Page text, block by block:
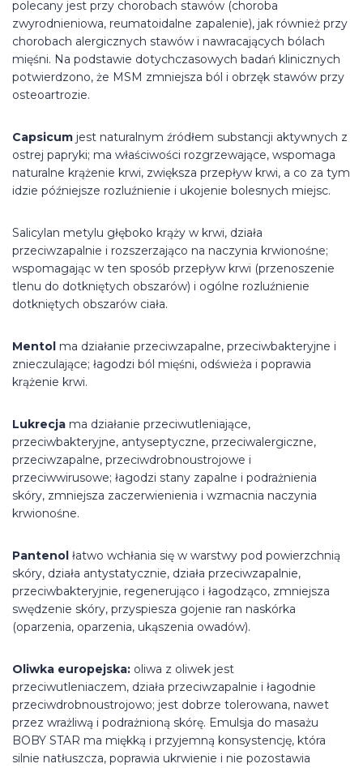
polecany jest przy chorobach stawów (choroba
zwyrodnieniowa, reumatoidalne zapalenie), jak również przy
chorobach alergicznych stawów i nawracających bólach
mięśni. Na podstawie dotychczasowych badań klinicznych
potwierdzono, że MSM zmniejsza ból i obrzęk stawów przy
osteoartrozie.
Capsicum jest naturalnym źródłem substancji aktywnych z
ostrej papryki; ma właściwości rozgrzewające, wspomaga
naturalne krążenie krwi, zwiększa przepływ krwi, a co za tym
idzie późniejsze rozluźnienie i ukojenie bolesnych miejsc.
Salicylan metylu głęboko krąży w krwi, działa
przeciwzapalnie i rozszerzająco na naczynia krwionośne;
wspomagając w ten sposób przepływ krwi (przenoszenie
tlenu do dotkniętych obszarów) i ogólne rozluźnienie
dotkniętych obszarów ciała.
Mentol ma działanie przeciwzapalne, przeciwbakteryjne i
znieczulające; łagodzi ból mięśni, odświeża i poprawia
krążenie krwi.
Lukrecja ma działanie przeciwutleniające,
przeciwbakteryjne, antyseptyczne, przeciwalergiczne,
przeciwzapalne, przeciwdrobnoustrojowe i
przeciwwirusowe; łagodzi stany zapalne i podrażnienia
skóry, zmniejsza zaczerwienienia i wzmacnia naczynia
krwionośne.
Pantenol łatwo wchłania się w warstwy pod powierzchnią
skóry, działa antystatycznie, działa przeciwzapalnie,
przeciwbakteryjnie, regenerująco i łagodząco, zmniejsza
swędzenie skóry, przyspiesza gojenie ran naskórka
(oparzenia, oparzenia, ukąszenia owadów).
Oliwka europejska: oliwa z oliwek jest
przeciwutleniaczem, działa przeciwzapalnie i łagodnie
przeciwdrobnoustrojowo; jest dobrze tolerowana, nawet
przez wrażliwą i podrażnioną skórę. Emulsja do masażu
BOBY STAR ma miękką i przyjemną konsystencję, która
silnie natłuszcza, poprawia ukrwienie i nie pozostawia